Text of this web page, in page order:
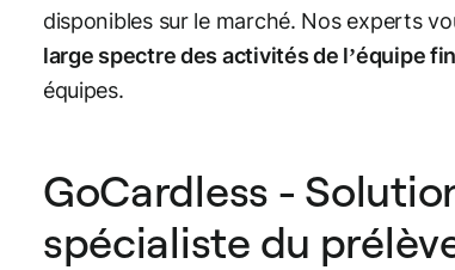
disponibles sur le marché. Nos experts
large spectre des activités de l’équipe
équipes.
GoCardless -
spécialiste du